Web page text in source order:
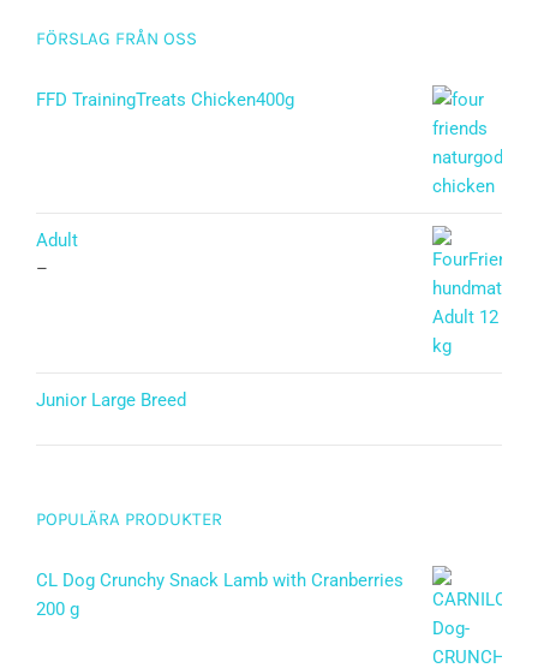
FÖRSLAG FRÅN OSS
FFD TrainingTreats Chicken400g
Adult
–
Junior Large Breed
POPULÄRA PRODUKTER
CL Dog Crunchy Snack Lamb with Cranberries
200 g